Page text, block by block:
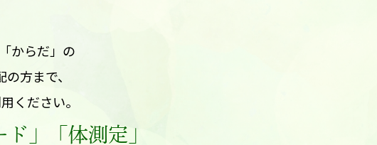
からだ」の
方まで、
ください。
」「体測定」